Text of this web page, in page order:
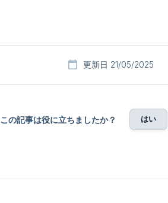
更新日 21/05/2025
この記事は役に立ちましたか？ はい